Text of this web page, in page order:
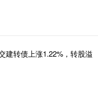
建转债上涨1.22%，转股溢